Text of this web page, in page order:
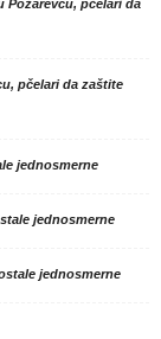
Požarevcu, pčelari da
pčelari da zaštite
jednosmerne
jednosmerne
jednosmerne